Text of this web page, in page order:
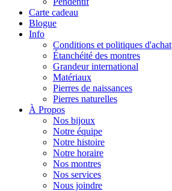
Carte cadeau
Blogue
Info
Conditions et politiques d'achat
Étanchéité des montres
Grandeur international
Matériaux
Pierres de naissances
Pierres naturelles
À Propos
Nos bijoux
Notre équipe
Notre histoire
Notre horaire
Nos montres
Nos services
Nous joindre